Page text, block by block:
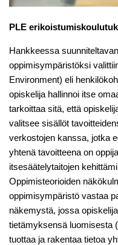
PLE
Hankkeessa
oppimisympäristöksi
Environment) eli
opiskelija hallinnoi itse
tarkoittaa sitä, että
valitsee sisällöt
verkostojen kanssa, jotka
yhtenä tavoitteena on
itsesäätelytaitojen
Oppimisteorioiden
oppimisympäristö vastaa
näkemystä, jossa
tietämyksensä luomisesta
tuottaa ja rakentaa tietoa